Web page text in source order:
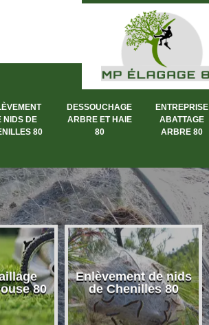
NIDS DE
80
DESSOUCHAGE
ARBRE ET HAIE
80
ENTREPRISE
ABATTAGE
ARBRE 80
80
Enlèvement de nids
de Chenilles 80